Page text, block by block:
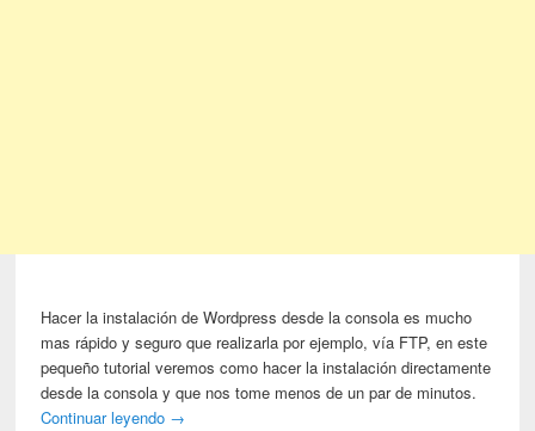
Hacer la instalación de Wordpress desde la consola es mucho
mas rápido y seguro que realizarla por ejemplo, vía FTP, en este
pequeño tutorial veremos como hacer la instalación directamente
desde la consola y que nos tome menos de un par de minutos.
Continuar leyendo →